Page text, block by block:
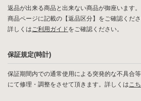
返品が出来る商品と出来ない商品が御座います。
商品ページに記載の【返品区分】をご確認くださ
詳しくはご利用ガイドをご確認ください。
保証規定(時計)
保証期間内での通常使用による突発的な不具合
にて修理・調整をさせて頂きます。詳しくはこ